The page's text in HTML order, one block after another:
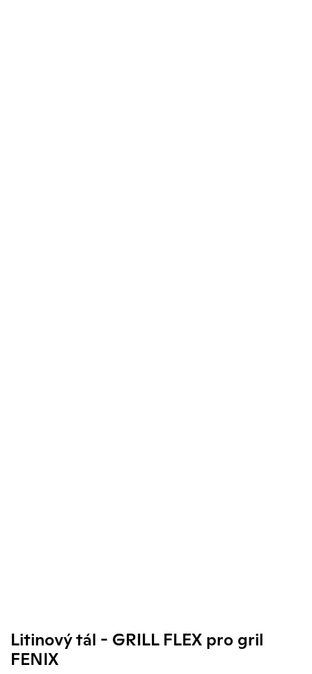
Litinový tál - GRILL FLEX pro gril
FENIX